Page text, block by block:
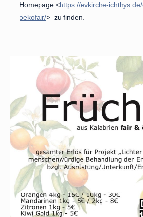
Homepage <https://evkirche-
oekofair/> zu finden.